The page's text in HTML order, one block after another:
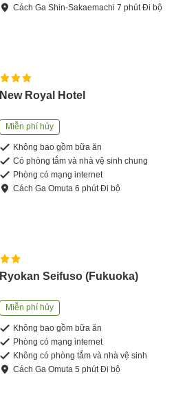
CáchGa Shin-Sakaemachi 7 phútĐi bộ
New Royal Hotel
Miễn phí hủy
Không bao gồm bữa ăn
Có phòng tắm và nhà vệ sinh chung
Phòng có mạng internet
CáchGa Omuta 6 phútĐi bộ
Ryokan Seifuso (Fukuoka)
Miễn phí hủy
Không bao gồm bữa ăn
Phòng có mạng internet
Không có phòng tắm và nhà vệ sinh
CáchGa Omuta 5 phútĐi bộ